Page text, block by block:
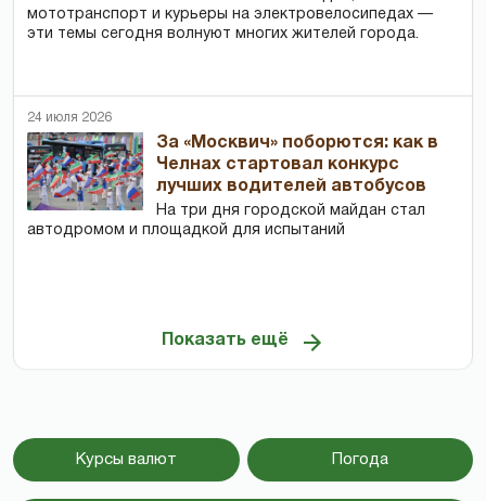
мототранспорт и курьеры на электровелосипедах —
эти темы сегодня волнуют многих жителей города.
24 июля 2026
За «Москвич» поборются: как в
Челнах стартовал конкурс
лучших водителей автобусов
На три дня городской майдан стал
автодромом и площадкой для испытаний
Показать ещё
Курсы валют Погода